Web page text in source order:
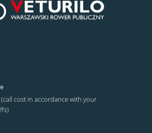
(call cost in accordance with your